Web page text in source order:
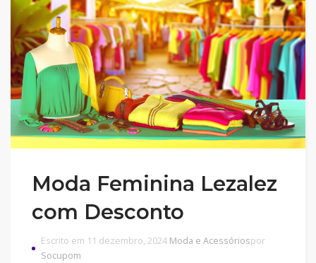
Moda Feminina Lezalez
com Desconto
Escrito em 11 dezembro, 2024 Moda e Acessóriospor
Socupom